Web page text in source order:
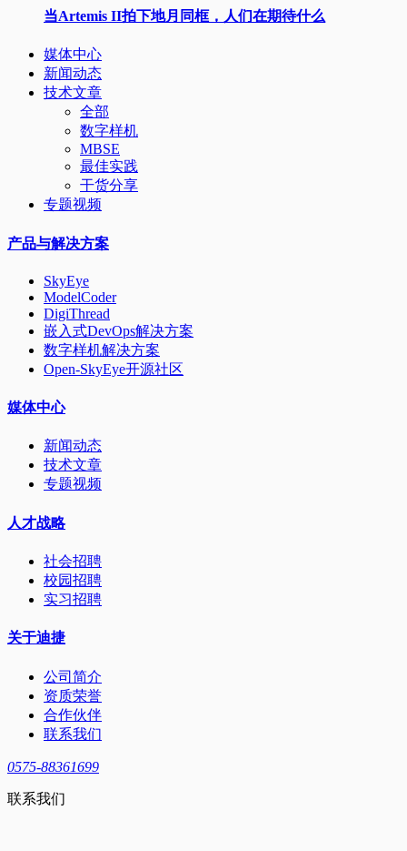
当Artemis II拍下地月同框，人们在期待什么
媒体中心
新闻动态
技术文章
全部
数字样机
MBSE
最佳实践
干货分享
专题视频
产品与解决方案
SkyEye
ModelCoder
DigiThread
嵌入式DevOps解决方案
数字样机解决方案
Open-SkyEye开源社区
媒体中心
新闻动态
技术文章
专题视频
人才战略
社会招聘
校园招聘
实习招聘
关于迪捷
公司简介
资质荣誉
合作伙伴
联系我们
0575-88361699
联系我们